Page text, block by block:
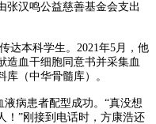
张汉鸣公益慈善基金会支出
达本科学生。2021年5月，他
造血干细胞同意书并采集血
（中华骨髓库）。
病患者配型成功。“真没想
！”刚接到电话时，方康浩还